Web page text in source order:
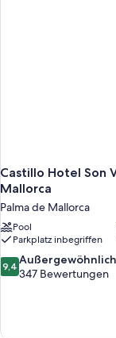
Castillo Hotel Son
Mallorca
Palma de Mallorca
Pool
Parkplatz inbegriffen
9.4
von
Bewertungen
9,4 Außergewöhnlich
347 Bewertungen